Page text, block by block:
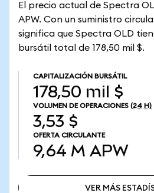
El precio actual de Spectra
APW. Con un suministro
significa que Spectra OLD
bursátil total de 178,50 mil $.
CAPITALIZACIÓN BURSÁTIL
178,50 mil $
VOLUMEN DE OPERACIONES (24 H)
3,53 $
OFERTA CIRCULANTE
9,64 M APW
VER MÁS